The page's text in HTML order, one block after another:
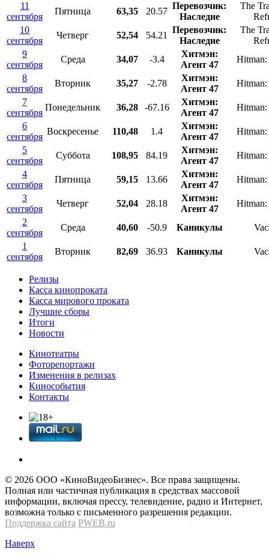
11
сентября
Пятница 63,35 20.57
Перевозчик:
Наследие
The
10
сентября
Четверг 52,54 54.21
Перевозчик:
Наследие
The
9
сентября
Среда 34,07 -3.4
Хитмэн:
Агент 47
Hitman:
8
сентября
Вторник 35,27 -2.78
Хитмэн:
Агент 47
Hitman:
7
сентября
Понедельник 36,28 -67.16
Хитмэн:
Агент 47
Hitman:
6
сентября
Воскресенье 110,48 1.4
Хитмэн:
Агент 47
Hitman:
5
сентября
Суббота 108,95 84.19
Хитмэн:
Агент 47
Hitman:
4
сентября
Пятница 59,15 13.66
Хитмэн:
Агент 47
Hitman:
3
сентября
Четверг 52,04 28.18
Хитмэн:
Агент 47
Hitman:
2
сентября
Среда 40,60 -50.9 Каникулы
1
сентября
Вторник 82,69 36.93 Каникулы
Релизы
Касса кинопроката
Касса мирового проката
Лучшие сборы
Итоги
Новости
Кинотеатры
Фоторепортажи
Изменения в релизах
Кинособытия
Контакты
© 2026 OOО «КиноВидеоБизнес». Все права защищены.
Полная или частичная публикация в средствах массовой
информации, включая прессу, телевидение, радио и Интернет,
возможна только с письменного разрешения редакции.
Поддержка сайта PWEB.ru
Наверх